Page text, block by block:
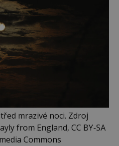
mrazivé noci. Zdroj
from England, CC BY-SA
Commons